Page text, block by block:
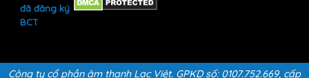
Công ty cổ phần âm thanh Lạc Việt. GPKD số: 0107.752.669, cấp